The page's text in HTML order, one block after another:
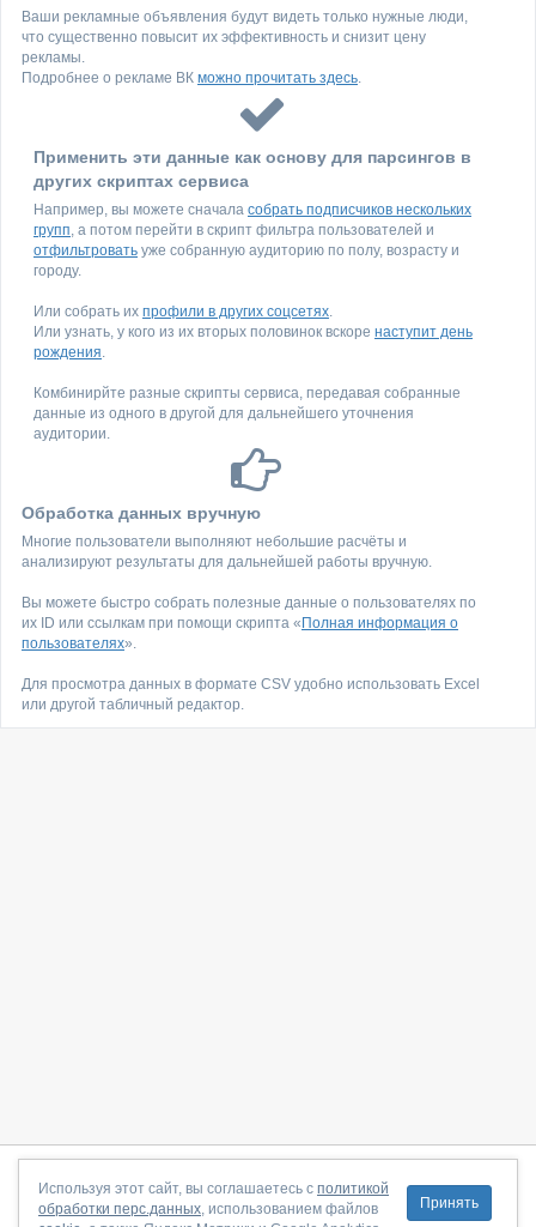
Ваши рекламные объявления будут видеть только нужные люди,
что существенно повысит их эффективность и снизит цену
рекламы.
Подробнее о рекламе ВК можно прочитать здесь.
Применить эти данные как основу для парсингов в
других скриптах сервиса
Например, вы можете сначала собрать подписчиков нескольких
групп, а потом перейти в скрипт фильтра пользователей и
отфильтровать уже собранную аудиторию по полу, возрасту и
городу.
Или собрать их профили в других соцсетях.
Или узнать, у кого из их вторых половинок вскоре наступит день
рождения.
Комбинирйте разные скрипты сервиса, передавая собранные
данные из одного в другой для дальнейшего уточнения
аудитории.
Обработка данных вручную
Многие пользователи выполняют небольшие расчёты и
анализируют результаты для дальнейшей работы вручную.
Вы можете быстро собрать полезные данные о пользователях по
их ID или ссылкам при помощи скрипта « Полная информация о
пользователях».
Для просмотра данных в формате CSV удобно использовать Excel
или другой табличный редактор.
О сайте|С чего начать|Контакты|Партнёрская программа
Договор-оферта|Политика конфиденциальности
Принять
Используя этот сайт, вы соглашаетесь с политикой
обработки перс.данных, использованием файлов